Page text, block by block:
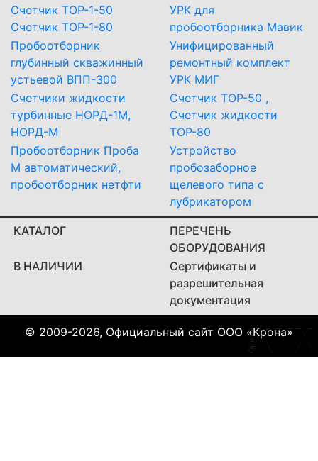
Счетчик ТОР-1-50
Счетчик ТОР-1-80
УРК для
пробоотборника Мавик
Пробоотборник
глубинный скважинный
устьевой ВПП-300
Унифицированный
ремонтный комплект
УРК МИГ
Счетчики жидкости
турбинные НОРД-1М,
НОРД-М
Счетчик ТОР-50 ,
Счетчик жидкости
ТОР-80
Пробоотборник Проба
М автоматический,
пробоотборник нетфти
Устройство
пробозаборное
щелевого типа с
лубрикатором
КАТАЛОГ
ПЕРЕЧЕНЬ
ОБОРУДОВАНИЯ
В НАЛИЧИИ
Сертификаты и
разрешительная
документация
© 2009-2026, Официальный сайт ООО «Крона»